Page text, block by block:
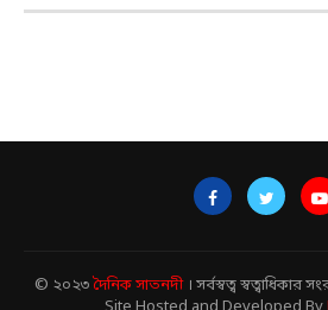
© ২০২৩দৈনিক সাতনদী। সর্বস্বত্ব স্বত্বাধিকার